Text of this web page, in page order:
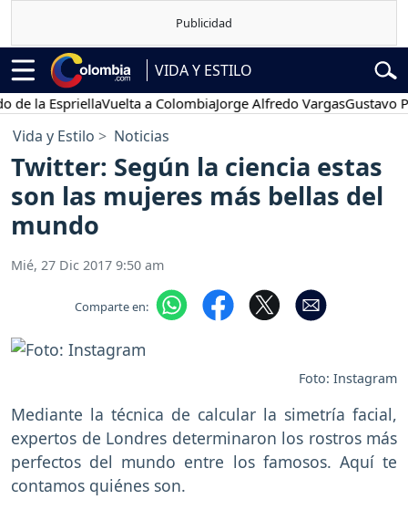
VIDA Y ESTILO
EspriellaVuelta a ColombiaJorge Alfredo VargasGustavo Petro
Vida y Estilo Noticias
Twitter: Según la ciencia estas
son las mujeres más bellas del
mundo
Mié, 27 Dic 2017 9:50 am
Comparte en:
Foto: Instagram
Mediante la técnica de calcular la simetría facial,
expertos de Londres determinaron los rostros más
perfectos del mundo entre los famosos. Aquí te
contamos quiénes son.